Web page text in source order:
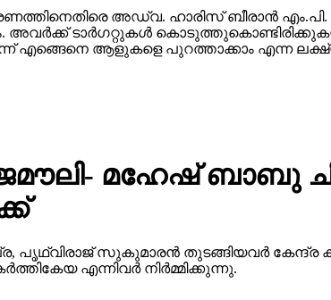
അഡ്വ. ഹാരിസ് ബീരാന്‍
അവര്‍ക്ക് ടാര്‍ഗറ്റുകള്‍
എങ്ങെനെ ആളുകളെ പുറത്താക്കാം എന്ന
മഹേഷ് ബാബു
പൃഥ്വിരാജ് സുകുമാരൻ തുടങ്ങിയവർ കേന്ദ്ര
എന്നിവർ നിർമ്മിക്കുന്നു.